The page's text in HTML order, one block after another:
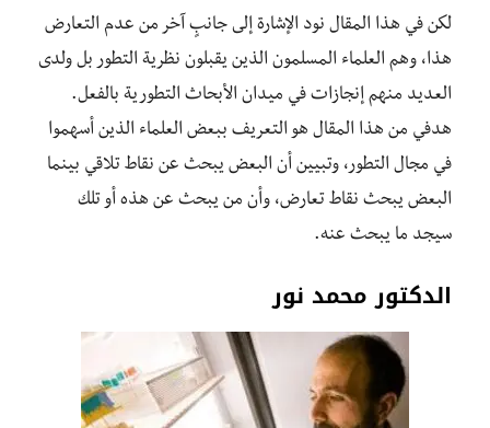
لكن في هذا المقال نود الإشارة إلى جانبٍ آخر من عدم التعارض
هذا، وهم العلماء المسلمون الذين يقبلون نظرية التطور بل ولدى
العديد منهم إنجازات في ميدان الأبحاث التطورية بالفعل.
هدفي من هذا المقال هو التعريف ببعض العلماء الذين أسهموا
في مجال التطور، وتبيين أن البعض يبحث عن نقاط تلاقي بينما
البعض يبحث نقاط تعارض، وأن من يبحث عن هذه أو تلك
سيجد ما يبحث عنه.
الدكتور محمد نور